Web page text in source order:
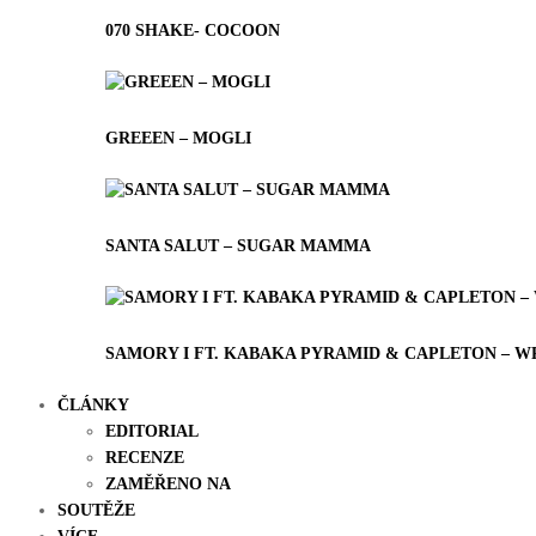
070 SHAKE- COCOON
GREEEN – MOGLI
SANTA SALUT – SUGAR MAMMA
SAMORY I FT. KABAKA PYRAMID & CAPLETON –
ČLÁNKY
EDITORIAL
RECENZE
ZAMĚŘENO NA
SOUTĚŽE